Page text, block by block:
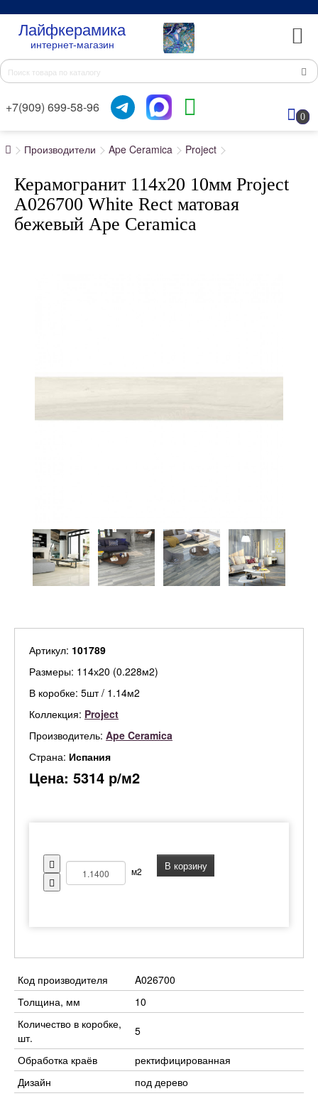
Лайфкерамика
интернет-магазин
+7(909) 699-58-96
0
Производители Ape Ceramica Project
Керамогранит 114x20 10мм Project
A026700 White Rect матовая
бежевый Ape Ceramica
Артикул: 101789
Размеры: 114х20 (0.228м2)
В коробке: 5шт / 1.14м2
Коллекция: Project
Производитель: Ape Ceramica
Страна: Испания
Цена: 5314 р/м2
м2 В корзину
Код производителя
A026700
Толщина, мм
10
Количество в коробке,
шт.
5
Обработка краёв
ректифицированная
Дизайн
под дерево